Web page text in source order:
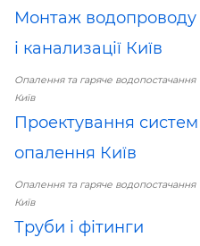
Монтаж водопроводу
і канализації Київ
Опалення та гаряче водопостачання
Київ
Проектування систем
опалення Київ
Опалення та гаряче водопостачання
Київ
Труби і фітинги